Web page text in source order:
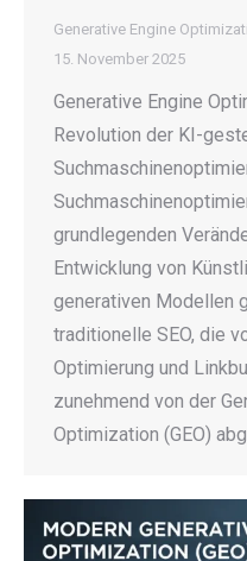
Generative Engine
15. November 2025
Generative Engine
Revolution der KI-
grundlegenden
Entwicklung von
generativen Modellen
traditionelle SEO, die
Optimierung und
zunehmend von der
Optimization (GEO)